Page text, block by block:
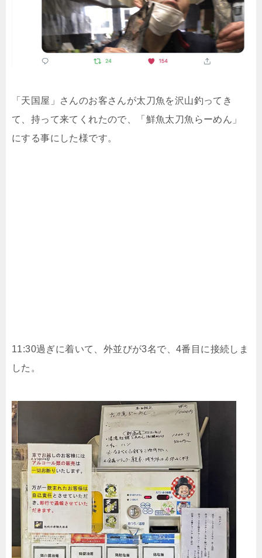
「天国屋」さんのお客さんが太刀魚を沢山釣ってき
て、持って来てくれたので、「鮮魚太刀魚らーめん」
にする事にした様です。
11:30過ぎに着いて、外並びが3名で、4番目に接続しま
した。